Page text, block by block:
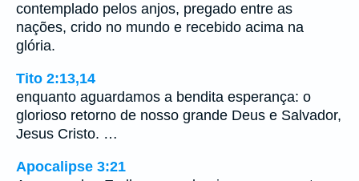
contemplado pelos anjos, pregado entre as
nações, crido no mundo e recebido acima na
glória.
Tito 2:13,14
enquanto aguardamos a bendita esperança: o
glorioso retorno de nosso grande Deus e Salvador,
Jesus Cristo. …
Apocalipse 3:21